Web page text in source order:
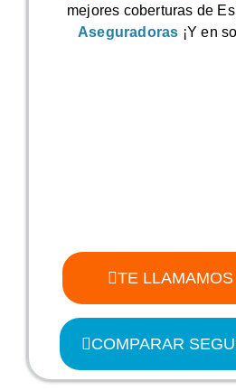
mejores coberturas de
Aseguradoras ¡Y en
TE
COMPARAR